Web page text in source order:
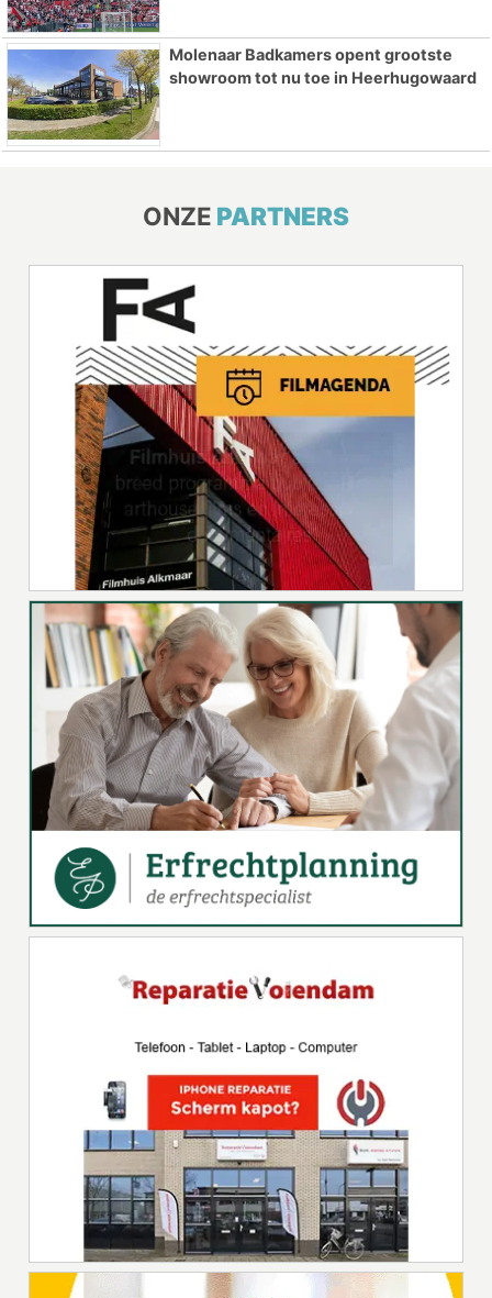
Molenaar Badkamers opent grootste
showroom tot nu toe in Heerhugowaard
ONZE PARTNERS